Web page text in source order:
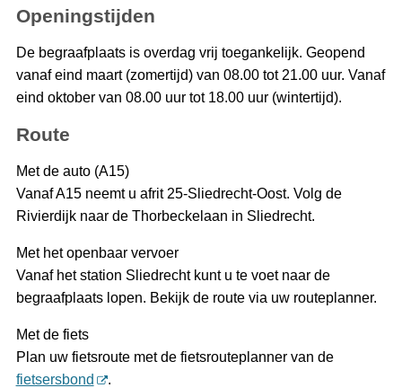
Openingstijden
De begraafplaats is overdag vrij toegankelijk. Geopend
vanaf eind maart (zomertijd) van 08.00 tot 21.00 uur. Vanaf
eind oktober van 08.00 uur tot 18.00 uur (wintertijd).
Route
Met de auto (A15)
Vanaf A15 neemt u afrit 25-Sliedrecht-Oost. Volg de
Rivierdijk naar de Thorbeckelaan in Sliedrecht.
Met het openbaar vervoer
Vanaf het station Sliedrecht kunt u te voet naar de
begraafplaats lopen. Bekijk de route via uw routeplanner.
Met de fiets
Plan uw fietsroute met de fietsrouteplanner van de
fietsersbond
.